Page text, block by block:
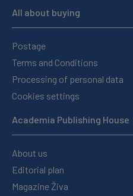
All about buying
Postage
Terms and Conditions
Processing of personal data
Cookies settings
Academia Publishing House
About us
Editorial plan
Magazine Živa